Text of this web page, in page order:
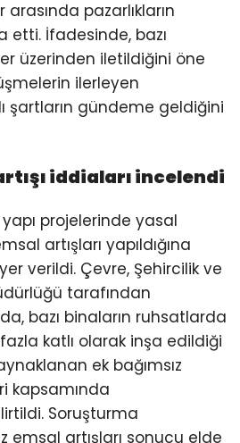
pazarlıkların
etti. İfadesinde, bazı
üzerinden iletildiğini öne
ilerleyen
şartların gündeme geldiğini
iddiaları incelendi
projelerinde yasal
artışları yapıldığına
verildi. Çevre, Şehircilik ve
tarafından
bazı binaların ruhsatlarda
katlı olarak inşa edildiği
ek bağımsız
kapsamında
Soruşturma
emsal artışları sonucu elde